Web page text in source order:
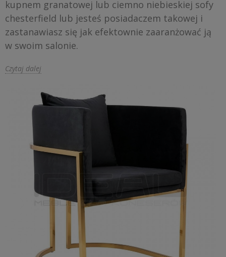
kupnem granatowej lub ciemno niebieskiej sofy
chesterfield lub jesteś posiadaczem takowej i
zastanawiasz się jak efektownie zaaranżować ją
w swoim salonie.
Czytaj dalej